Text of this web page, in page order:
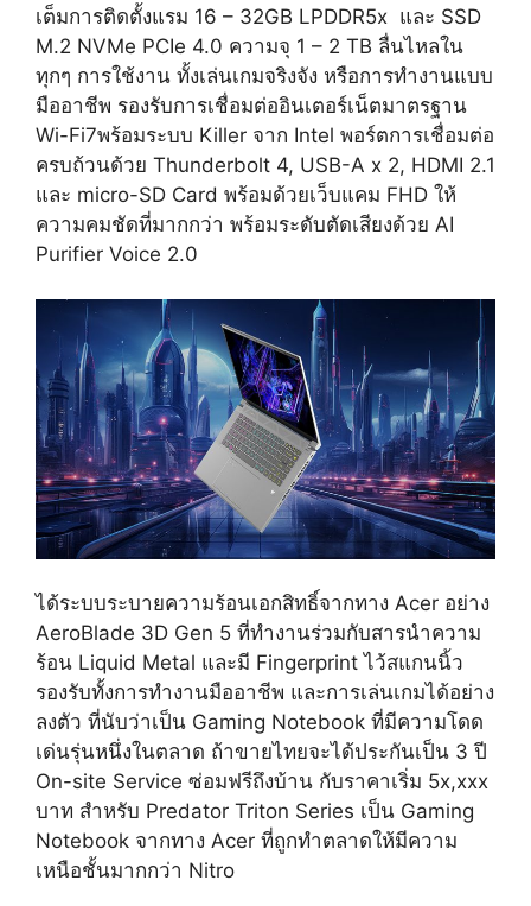
เต็มการติดตั้งแรม 16 – 32GB LPDDR5x และ SSD
M.2 NVMe PCIe 4.0 ความจุ 1 – 2 TB ลื่นไหลใน
ทุกๆ การใช้งาน ทั้งเล่นเกมจริงจัง หรือการทำงานแบบ
มืออาชีพ รองรับการเชื่อมต่ออินเตอร์เน็ตมาตรฐาน
Wi-Fi7พร้อมระบบ Killer จาก Intel พอร์ตการเชื่อมต่อ
ครบถ้วนด้วย Thunderbolt 4, USB-A x 2, HDMI 2.1
และ micro-SD Card พร้อมด้วยเว็บแคม FHD ให้
ความคมชัดที่มากกว่า พร้อมระดับตัดเสียงด้วย AI
Purifier Voice 2.0
ได้ระบบระบายความร้อนเอกสิทธิ์จากทาง Acer อย่าง
AeroBlade 3D Gen 5 ที่ทำงานร่วมกับสารนำความ
ร้อน Liquid Metal และมี Fingerprint ไว้สแกนนิ้ว
รองรับทั้งการทำงานมืออาชีพ และการเล่นเกมได้อย่าง
ลงตัว ที่นับว่าเป็น Gaming Notebook ที่มีความโดด
เด่นรุ่นหนึ่งในตลาด ถ้าขายไทยจะได้ประกันเป็น 3 ปี
On-site Service ซ่อมฟรีถึงบ้าน กับราคาเริ่ม 5x,xxx
บาท สำหรับ Predator Triton Series เป็น Gaming
Notebook จากทาง Acer ที่ถูกทำตลาดให้มีความ
เหนือชั้นมากกว่า Nitro